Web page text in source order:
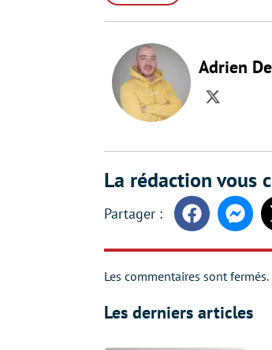
Adrien
Twitter
La rédaction vous
Facebook
Les commentaires sont fermés.
Les derniers articles